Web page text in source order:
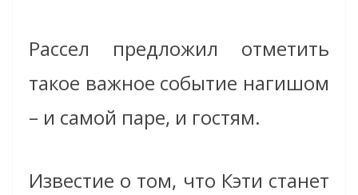
Рассел предложил отметить
такое важное событие нагишом
– и самой паре, и гостям.
Известие о том, что Кэти станет